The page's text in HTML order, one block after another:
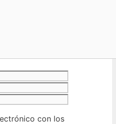
con los